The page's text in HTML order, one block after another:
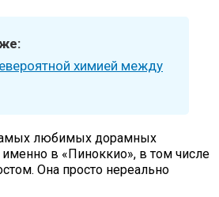
химией между
любимых дорамных
в «Пиноккио», в том числе
Она просто нереально